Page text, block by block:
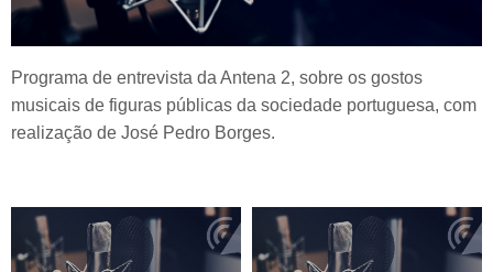
Programa de entrevista da Antena 2, sobre os gostos
musicais de figuras públicas da sociedade portuguesa, com
realização de José Pedro Borges.